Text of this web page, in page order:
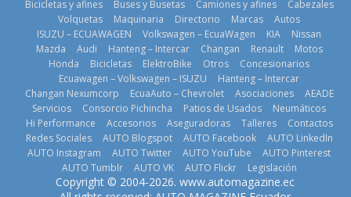
prueban flota
que usa
gasolina 100%
renovable
25 de julio de
2026
provincias en 8
días
1 de agosto de
2026
La FEDAK
recibe 12
permanece
varios días sin
usar?
3 de agosto de
2026
La FEDAK
Bicicletas y afines
Buses y Busetas Camiones y afines
Cabezales
Volquetas
Maquinaria Directorio Marcas
Autos
ISUZU – ECUAWAGEN
Volkswagen – EcuaWagen KIA
Nissan
Mazda
Audi Hanteng – Intercar Changan Renault
Motos
Honda
Bicicletas ElektroBike Otros
Concesionarios
Ecuawagen – Volkswagen – ISUZU
Hanteng – Intercar
Changan Nexumcorp
EcuaAuto – Chevrolet Asociaciones
AEADE
Servicios
Consorcio Pichincha Patios de Usados
Neumáticos
Hi Performance
Accesorios Aseguradoras Talleres
Contactos
Redes Sociales
AUTO Blogspot AUTO Facebook
AUTO LinkedIn
AUTO Instagram
AUTO Twitter AUTO YouTube
AUTO Pinterest
AUTO Tumblr
AUTO VK AUTO Flickr Legislación
Copyright © 2004-2026. www.automagazine.ec